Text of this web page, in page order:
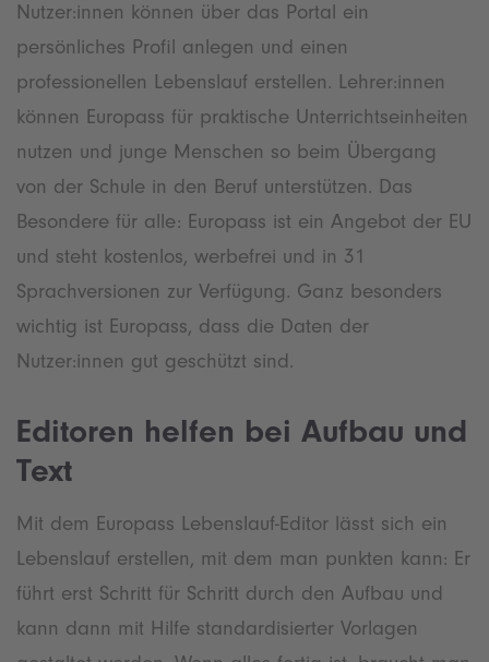
Nutzer:innen können über das Portal ein
persönliches Profil anlegen und einen
professionellen Lebenslauf erstellen. Lehrer:innen
können Europass für praktische Unterrichtseinheiten
nutzen und junge Menschen so beim Übergang
von der Schule in den Beruf unterstützen. Das
Besondere für alle: Europass ist ein Angebot der EU
und steht kostenlos, werbefrei und in 31
Sprachversionen zur Verfügung. Ganz besonders
wichtig ist Europass, dass die Daten der
Nutzer:innen gut geschützt sind.
Editoren helfen bei Aufbau und
Text
Mit dem Europass Lebenslauf-Editor lässt sich ein
Lebenslauf erstellen, mit dem man punkten kann: Er
führt erst Schritt für Schritt durch den Aufbau und
kann dann mit Hilfe standardisierter Vorlagen